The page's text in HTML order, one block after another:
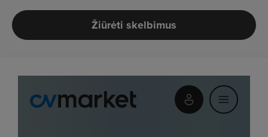
Žiūrėti skelbimus